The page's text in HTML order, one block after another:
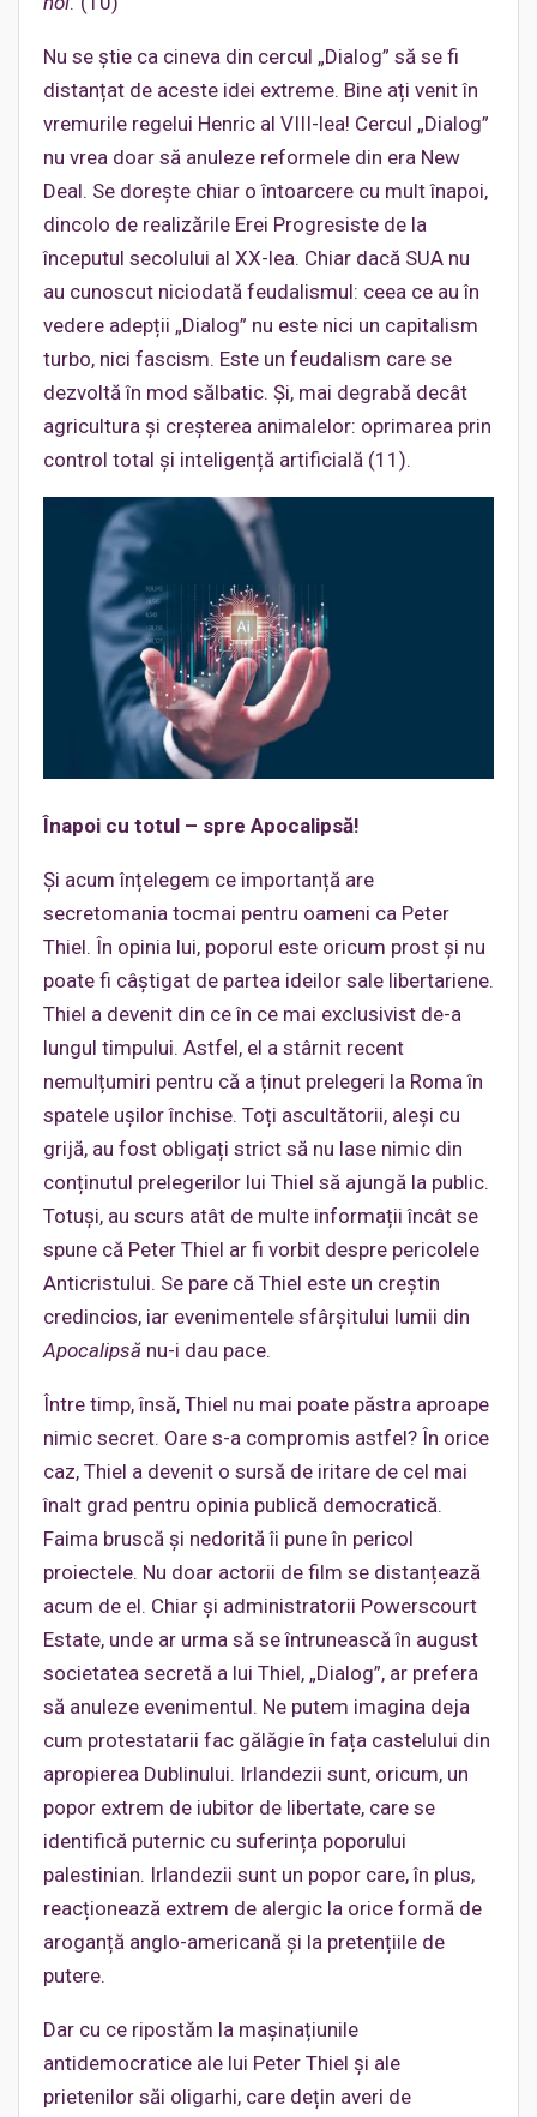
Nu se știe ca cineva din cercul „Dialog” să se fi
distanțat de aceste idei extreme. Bine ați venit în
vremurile regelui Henric al VIII-lea! Cercul „Dialog”
nu vrea doar să anuleze reformele din era New
Deal. Se dorește chiar o întoarcere cu mult înapoi,
dincolo de realizările Erei Progresiste de la
începutul secolului al XX-lea. Chiar dacă SUA nu
au cunoscut niciodată feudalismul: ceea ce au în
vedere adepții „Dialog” nu este nici un capitalism
turbo, nici fascism. Este un feudalism care se
dezvoltă în mod sălbatic. Și, mai degrabă decât
agricultura și creșterea animalelor: oprimarea prin
control total și inteligență artificială (11).
Înapoi cu totul – spre Apocalipsă!
Și acum înțelegem ce importanță are
secretomania tocmai pentru oameni ca Peter
Thiel. În opinia lui, poporul este oricum prost și nu
poate fi câștigat de partea ideilor sale libertariene.
Thiel a devenit din ce în ce mai exclusivist de-a
lungul timpului. Astfel, el a stârnit recent
nemulțumiri pentru că a ținut prelegeri la Roma în
spatele ușilor închise. Toți ascultătorii, aleși cu
grijă, au fost obligați strict să nu lase nimic din
conținutul prelegerilor lui Thiel să ajungă la public.
Totuși, au scurs atât de multe informații încât se
spune că Peter Thiel ar fi vorbit despre pericolele
Anticristului. Se pare că Thiel este un creștin
credincios, iar evenimentele sfârșitului lumii din
Apocalipsă nu-i dau pace.
Între timp, însă, Thiel nu mai poate păstra aproape
nimic secret. Oare s-a compromis astfel? În orice
caz, Thiel a devenit o sursă de iritare de cel mai
înalt grad pentru opinia publică democratică.
Faima bruscă și nedorită îi pune în pericol
proiectele. Nu doar actorii de film se distanțează
acum de el. Chiar și administratorii Powerscourt
Estate, unde ar urma să se întrunească în august
societatea secretă a lui Thiel, „Dialog”, ar prefera
să anuleze evenimentul. Ne putem imagina deja
cum protestatarii fac gălăgie în fața castelului din
apropierea Dublinului. Irlandezii sunt, oricum, un
popor extrem de iubitor de libertate, care se
identifică puternic cu suferința poporului
palestinian. Irlandezii sunt un popor care, în plus,
reacționează extrem de alergic la orice formă de
aroganță anglo-americană și la pretențiile de
putere.
Dar cu ce ripostăm la mașinațiunile
antidemocratice ale lui Peter Thiel și ale
prietenilor săi oligarhi, care dețin averi de